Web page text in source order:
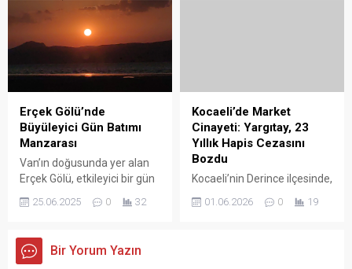
Palandöken ve Yakutiye
ilçelerinde arıcılık yapan 11
işletmenin ürünleri proje
kapsamına alındı. Toplam
bin 667 kovan ile organik
bal...
balığı, balıkçılar için
gerçekten büyük bir sürpriz
oldu, görenler gözlerine
inanmadı. Bu tür balıkların...
Erçek Gölü’nde
Büyüleyici Gün Batımı
Manzarası
Van’ın doğusunda yer alan
Erçek Gölü, etkileyici bir gün
batımına sahne oldu.
Gökyüzünde beliren kızıl ve
yansıyarak izleyenlere
görsel bir şölen sundu. Van
25.06.2025 0 32
Yıllık Hapis Cezasını
Bozdu
Kocaeli’nin Derince ilçesinde,
oğlunun trafik kazasında
ölümünden sorumlu tuttuğu
komşusunu markette
01.06.2026 0 19
Bir Yorum Yazın